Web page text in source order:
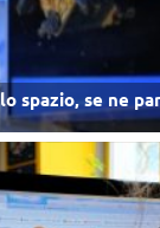
spazio, se ne